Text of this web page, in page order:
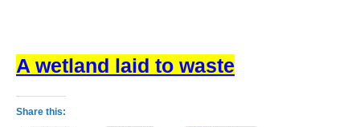
A wetland laid to waste
Share this: